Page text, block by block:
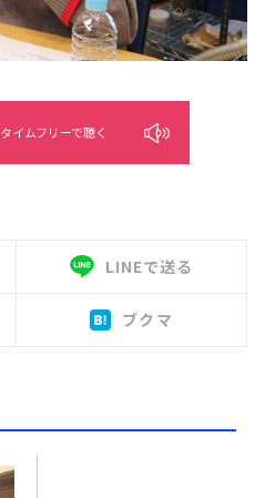
タイムフリーで聴く
LINEで送る
ブクマ